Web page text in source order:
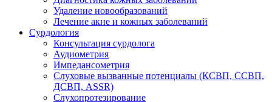
Удаление новообразований
Лечение акне и кожных заболеваний
Сурдология
Консультация сурдолога
Аудиометрия
Импедансометрия
Слуховые вызванные потенциалы (КСВП, ССВП,
ДСВП, ASSR)
Слухопротезирование